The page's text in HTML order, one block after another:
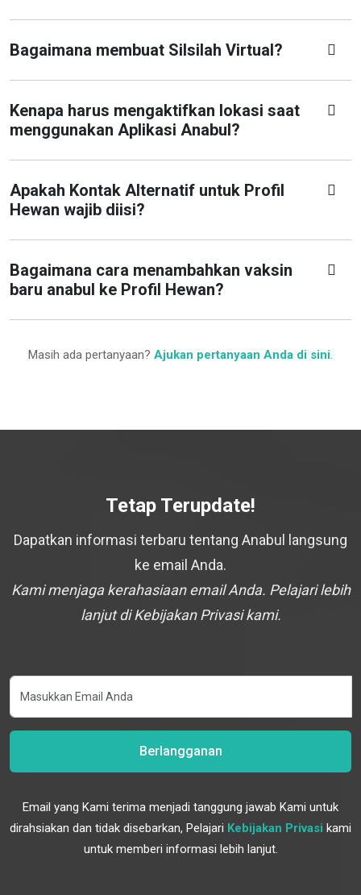
Bagaimana membuat Silsilah Virtual?
Kenapa harus mengaktifkan lokasi saat
menggunakan Aplikasi Anabul?
Apakah Kontak Alternatif untuk Profil
Hewan wajib diisi?
Bagaimana cara menambahkan vaksin
baru anabul ke Profil Hewan?
Masih ada pertanyaan? Ajukan pertanyaan Anda di sini.
Tetap Terupdate!
Dapatkan informasi terbaru tentang Anabul langsung
ke email Anda.
Kami menjaga kerahasiaan email Anda. Pelajari lebih
lanjut di Kebijakan Privasi kami.
Berlangganan
Email yang Kami terima menjadi tanggung jawab Kami untuk
dirahsiakan dan tidak disebarkan, Pelajari Kebijakan Privasi kami
untuk memberi informasi lebih lanjut.